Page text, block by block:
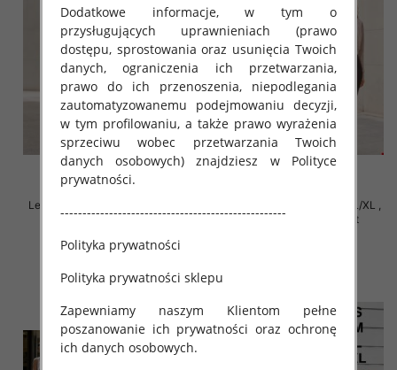
Leginsy damskie Roz S/M-L/XL ,
20.00 zł
Leginsy damskie Roz S/M-L/XL ,
Mix Kolor Paczka 12 szt
Dodatkowe informacje, w tym o
przysługujących uprawnieniach (prawo
dostępu, sprostowania oraz usunięcia Twoich
danych, ograniczenia ich przetwarzania,
prawo do ich przenoszenia, niepodlegania
zautomatyzowanemu podejmowaniu decyzji,
w tym profilowaniu, a także prawo wyrażenia
sprzeciwu wobec przetwarzania Twoich
danych osobowych) znajdziesz w Polityce
prywatności.
---------------------------------------------------
Polityka prywatności
Polityka prywatności sklepu
Zapewniamy naszym Klientom pełne
poszanowanie ich prywatności oraz ochronę
ich danych osobowych.